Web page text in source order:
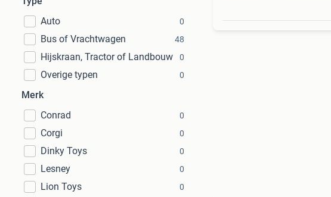
Auto
0
Bus of Vrachtwagen 48
Hijskraan, Tractor of Landbouw 0
Overige typen 0
Merk
Conrad
0
Corgi 0
Dinky Toys 0
Lesney 0
Lion Toys 0